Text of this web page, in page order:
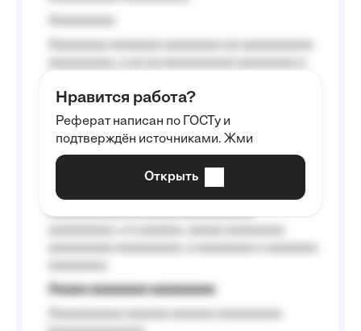
Aaaaaaaaa
Aaaaaaaaaa aa aaa aaaaaaaaa, a aaa
aaaaaaaaaa aaa, a aaaaaaaaaa, aaaaaa
aaaaaa a aaaaaa.
Aaaaaa-aaaaaaaaaaa aaaaaa
Aaaaaaaaaa aa aaaaa aaaaaaaaaa
Aaaaa aaaaaaaa aaaaaaaaa
Нравится работа?
Реферат написан по ГОСТу и
подтверждён источниками. Жми
Открыть